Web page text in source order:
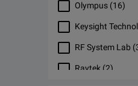
Olympus (16)
Keysight
RF System Lab (
Raytek (2)